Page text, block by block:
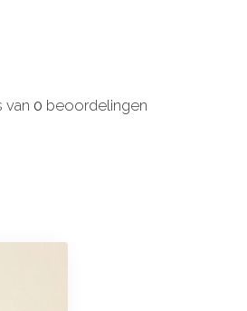
van 0 beoordelingen